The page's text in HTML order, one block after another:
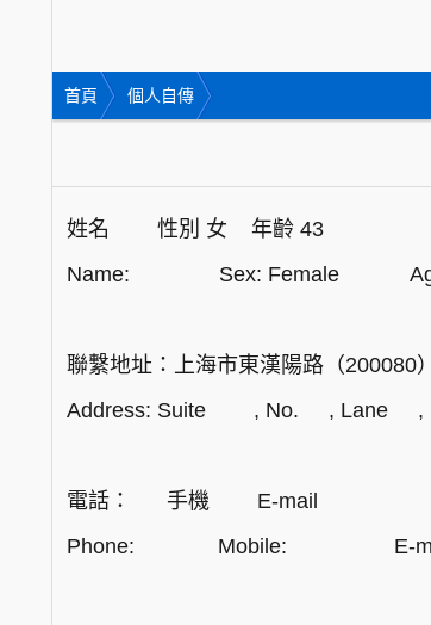
首頁 個人自傳
姓名 性別 女 年齡 43
Name: Sex: Female
聯繫地址：上海市東漢陽路（200080）
Address: Suite , No. , Lane ,
電話： 手機 E-mail
Phone: Mobile: